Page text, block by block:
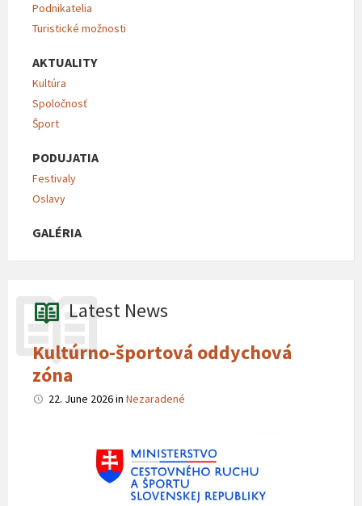
Podnikatelia
Turistické možnosti
AKTUALITY
Kultúra
Spoločnosť
Šport
PODUJATIA
Festivaly
Oslavy
GALÉRIA
Latest News
Kultúrno-športová oddychová
zóna
22. June 2026in Nezaradené